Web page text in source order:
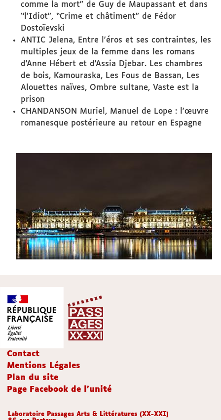
comme la mort” de Guy de Maupassant et dans
“l'Idiot”, “Crime et châtiment” de Fédor
Dostoïevski
ANTIC Jelena, Entre l'éros et ses contraintes, les
multiples jeux de la femme dans les romans
d'Anne Hébert et d'Assia Djebar. Les chambres
de bois, Kamouraska, Les Fous de Bassan, Les
Alouettes naïves, Ombre sultane, Vaste est la
prison
CHANDANSON Muriel, Manuel de Lope : l'œuvre
romanesque postérieure au retour en Espagne
Contact
Mentions Légales
Plan du site
Page Facebook de l'unité
Laboratoire Passages Arts & Littératures (XX-XXI)